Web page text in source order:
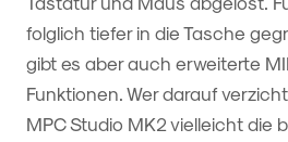
folglich tiefer in die Tasche
gibt es aber auch erweiterte
Funktionen. Wer darauf
MPC Studio MK2 vielleicht die